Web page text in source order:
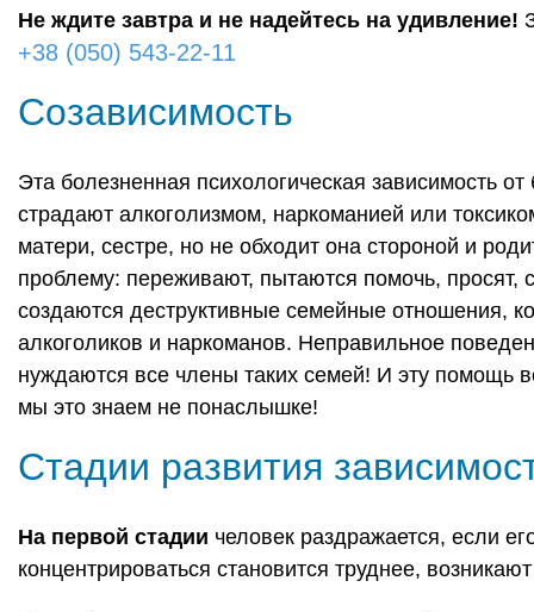
Не ждите завтра и не надейтесь на удивление!
+38 (050) 543-22-11
Созависимость
Эта болезненная психологическая зависимость
страдают алкоголизмом, наркоманией или
матери, сестре, но не обходит она стороной и
проблему: переживают, пытаются помочь, просят,
создаются деструктивные семейные отношения,
алкоголиков и наркоманов. Неправильное
нуждаются все члены таких семей! И эту помощь
мы это знаем не понаслышке!
Стадии развития
На первой стадии человек раздражается, если
концентрироваться становится труднее,